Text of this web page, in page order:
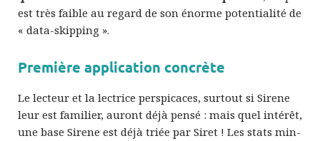
est très faible au regard de son énorme potentialité de
« data-skipping ».
Première application concrète
Le lecteur et la lectrice perspicaces, surtout si Sirene
leur est familier, auront déjà pensé : mais quel intérêt,
une base Sirene est déjà triée par Siret ! Les stats min-